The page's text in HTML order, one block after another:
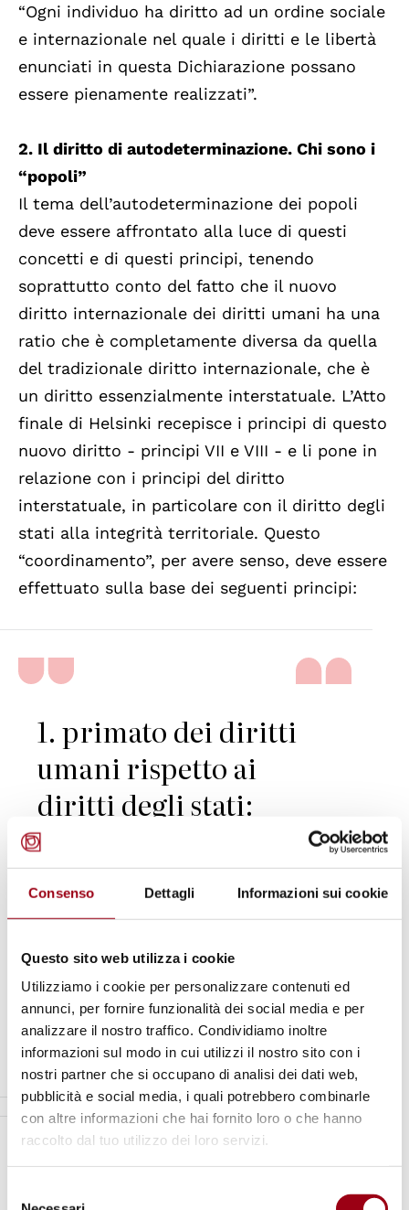
Consenso Dettagli Informazioni sui cookie
Questo sito web utilizza i cookie
Utilizziamo i cookie per personalizzare contenuti ed
annunci, per fornire funzionalità dei social media e per
analizzare il nostro traffico. Condividiamo inoltre
informazioni sul modo in cui utilizzi il nostro sito con i
nostri partner che si occupano di analisi dei dati web,
pubblicità e social media, i quali potrebbero combinarle
con altre informazioni che hai fornito loro o che hanno
raccolto dal tuo utilizzo dei loro servizi.
“Ogni individuo ha diritto ad un ordine sociale
e internazionale nel quale i diritti e le libertà
enunciati in questa Dichiarazione possano
essere pienamente realizzati”.
2. Il diritto di autodeterminazione. Chi sono i
“popoli”
Il tema dell’autodeterminazione dei popoli
deve essere affrontato alla luce di questi
concetti e di questi principi, tenendo
soprattutto conto del fatto che il nuovo
diritto internazionale dei diritti umani ha una
ratio che è completamente diversa da quella
del tradizionale diritto internazionale, che è
un diritto essenzialmente interstatuale. L’Atto
finale di Helsinki recepisce i principi di questo
nuovo diritto - principi VII e VIII - e li pone in
relazione con i principi del diritto
interstatuale, in particolare con il diritto degli
stati alla integrità territoriale. Questo
“coordinamento”, per avere senso, deve essere
effettuato sulla base dei seguenti principi:
1. primato dei diritti
umani rispetto ai
diritti degli stati:
principio di jus cogens
per l’implementazione
dei diritti umani
internazionalmente
riconosciuti;